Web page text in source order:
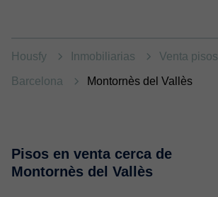
Housfy Inmobiliarias Venta pisos
Barcelona Montornès del Vallès
Pisos en venta cerca de
Montornès del Vallès